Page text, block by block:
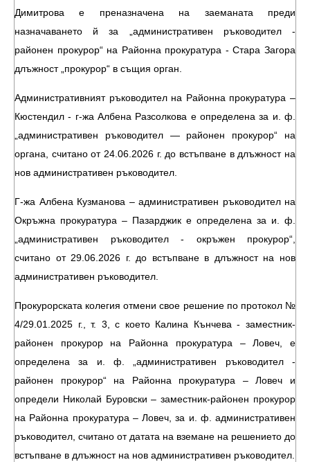
Димитрова е преназначена на заеманата преди
назначаването й за „административен ръководител -
районен прокурор“ на Районна прокуратура - Стара Загора
длъжност „прокурор“ в същия орган.
Административният ръководител на Районна прокуратура –
Кюстендил - г-жа Албена Разсолкова е определена за и. ф.
„административен ръководител — районен прокурор“ на
органа, считано от 24.06.2026 г. до встъпване в длъжност на
нов административен ръководител.
Г-жа Албена Кузманова – административен ръководител на
Окръжна прокуратура – Пазарджик е определена за и. ф.
„административен ръководител - окръжен прокурор“,
считано от 29.06.2026 г. до встъпване в длъжност на нов
административен ръководител.
Прокурорската колегия отмени свое решение по протокол №
4/29.01.2025 г., т. 3, с което Калина Кънчева - заместник-
районен прокурор на Районна прокуратура – Ловеч, е
определена за и. ф. „административен ръководител -
районен прокурор“ на Районна прокуратура – Ловеч и
определи Николай Буровски – заместник-районен прокурор
на Районна прокуратура – Ловеч, за и. ф. административен
ръководител, считано от датата на вземане на решението до
встъпване в длъжност на нов административен ръководител.